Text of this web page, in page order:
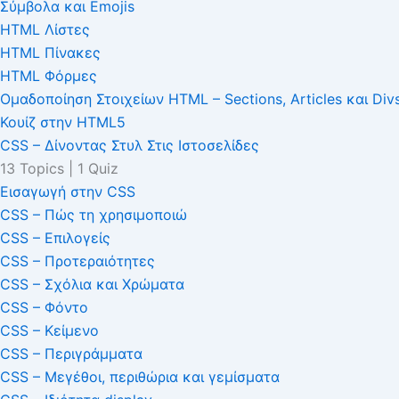
Σύμβολα και Emojis
HTML Λίστες
HTML Πίνακες
HTML Φόρμες
Ομαδοποίηση Στοιχείων HTML – Sections, Articles και
Κουίζ στην HTML5
CSS – Δίνοντας Στυλ Στις Ιστοσελίδες
13 Topics
1 Quiz
Εισαγωγή στην CSS
CSS – Πώς τη χρησιμοποιώ
CSS – Επιλογείς
CSS – Προτεραιότητες
CSS – Σχόλια και Χρώματα
CSS – Φόντο
CSS – Κείμενο
CSS – Περιγράμματα
CSS – Μεγέθοι, περιθώρια και γεμίσματα